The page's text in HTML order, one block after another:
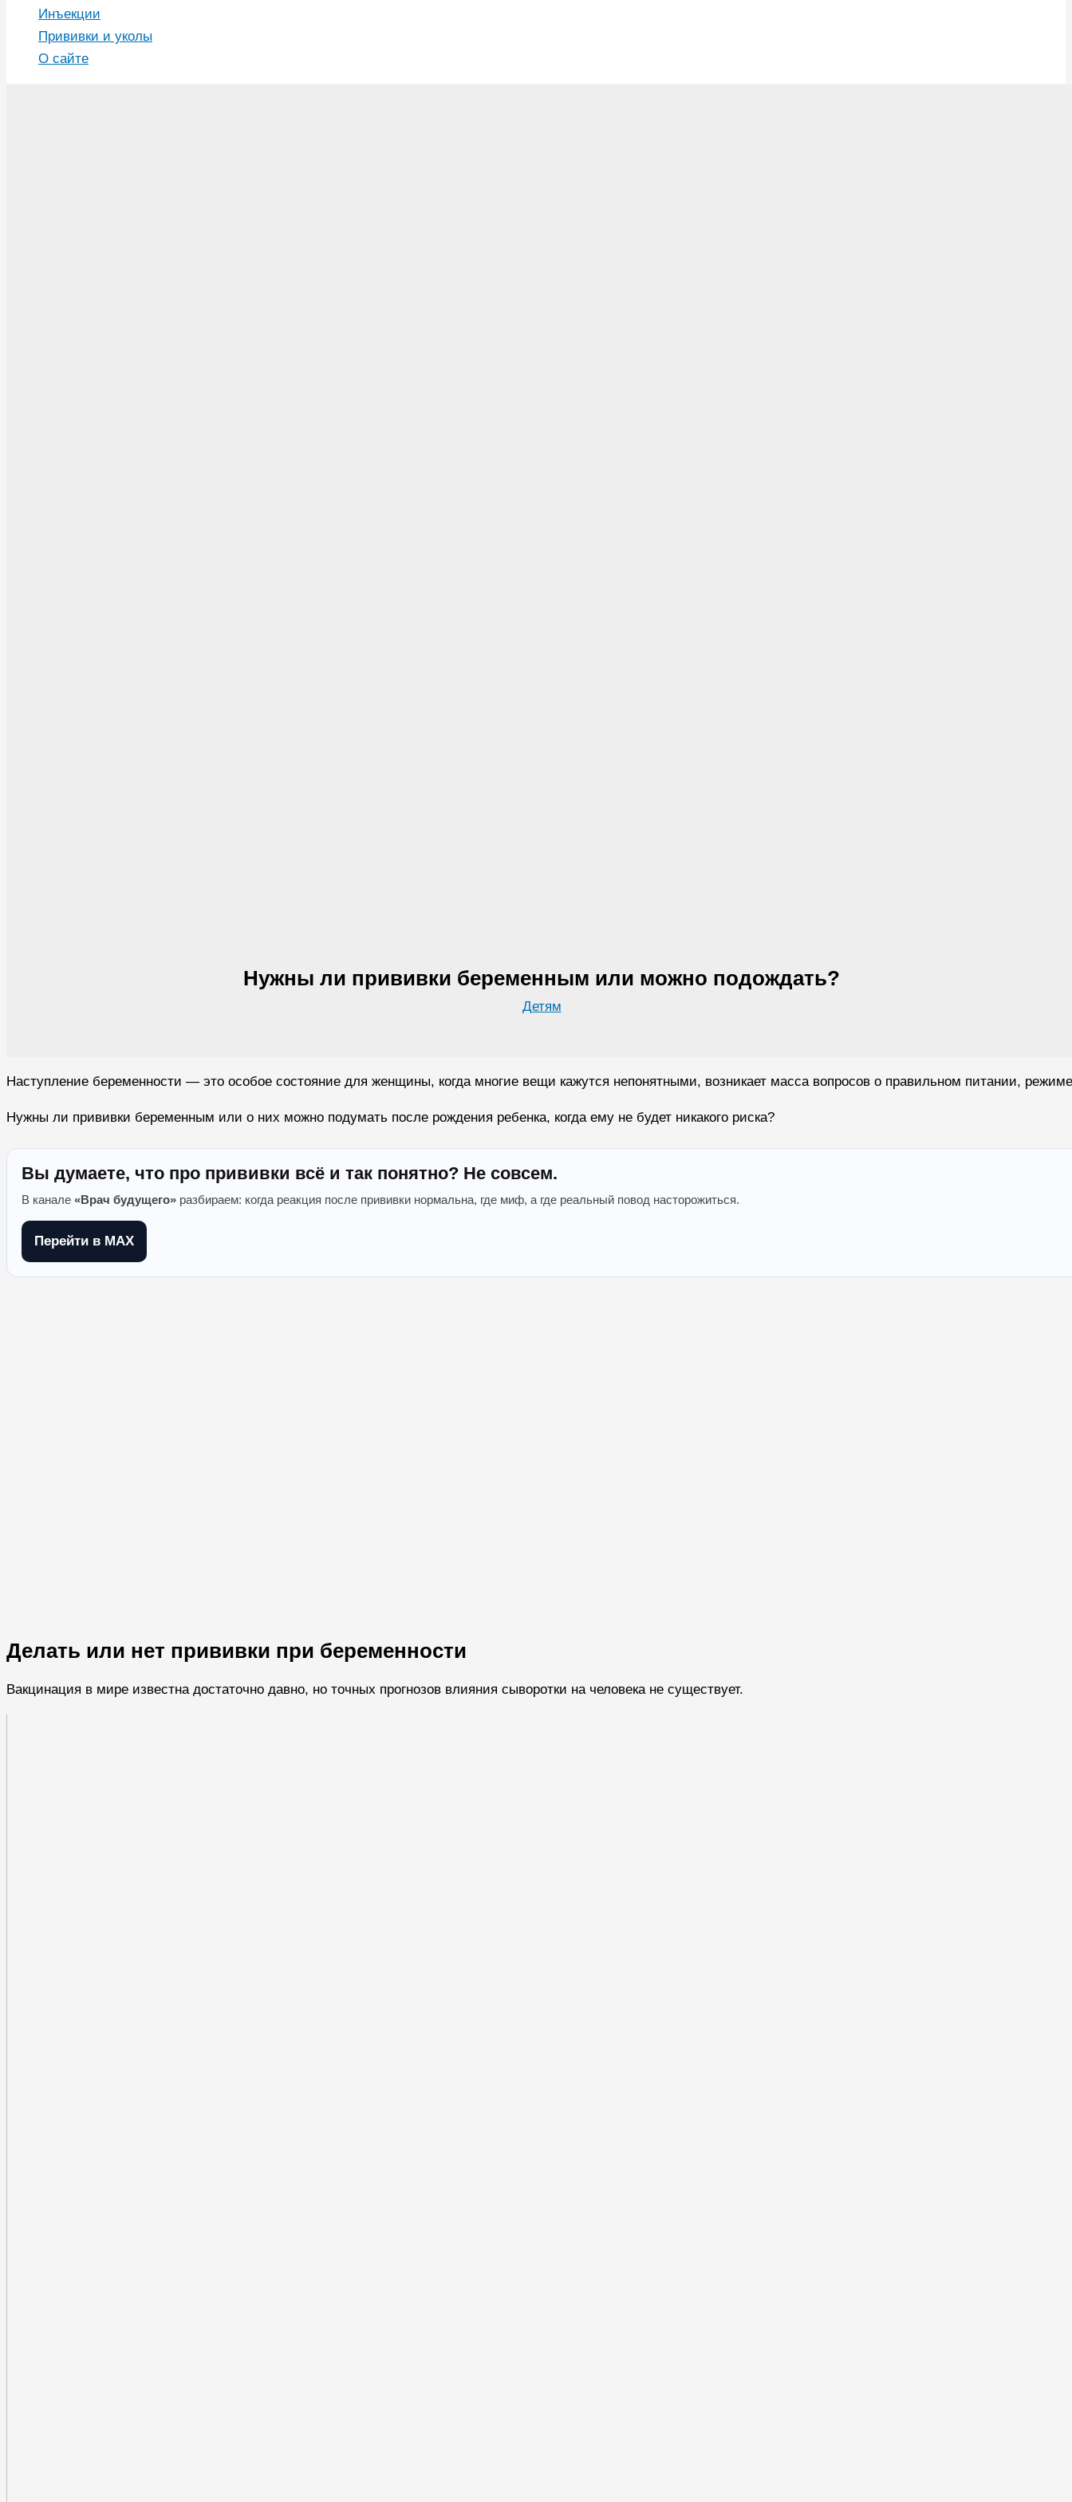
Инъекции
Прививки и уколы
О сайте
Нужны ли прививки беременным или можно подождать?
Детям
Наступление беременности — это особое состояние для женщины, когда многие вещи кажутся непонятными, возникает масса вопросов о правильном питании,
Нужны ли прививки беременным или о них можно подумать после рождения ребенка, когда ему не будет никакого риска?
Вы думаете, что про прививки всё и так понятно? Не совсем.
В канале «Врач будущего» разбираем: когда реакция после прививки нормальна, где миф, а где реальный повод насторожиться.
Перейти в MAX
Делать или нет прививки при беременности
Вакцинация в мире известна достаточно давно, но точных прогнозов влияния сыворотки на человека не существует.